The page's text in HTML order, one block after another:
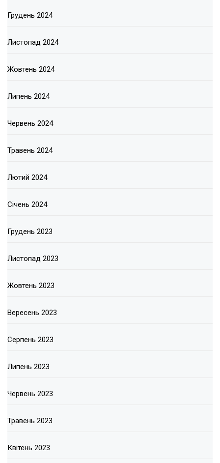
Грудень 2024
Листопад 2024
Жовтень 2024
Липень 2024
Червень 2024
Травень 2024
Лютий 2024
Січень 2024
Грудень 2023
Листопад 2023
Жовтень 2023
Вересень 2023
Серпень 2023
Липень 2023
Червень 2023
Травень 2023
Квітень 2023